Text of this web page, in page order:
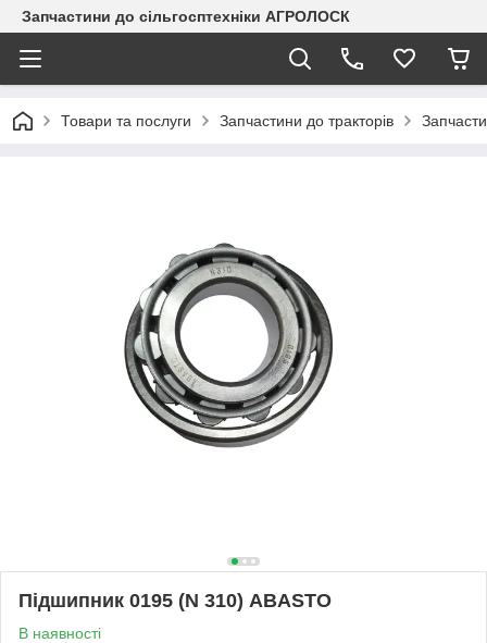
Запчастини до сільгосптехніки АГРОЛОСК
Товари та послуги Запчастини до тракторів
Підшипник 0195 (N 310) ABASTO
В наявності